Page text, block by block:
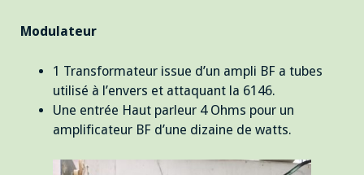
Modulateur
1 Transformateur issue d’un ampli BF a tubes
utilisé à l’envers et attaquant la 6146.
Une entrée Haut parleur 4 Ohms pour un
amplificateur BF d’une dizaine de watts.